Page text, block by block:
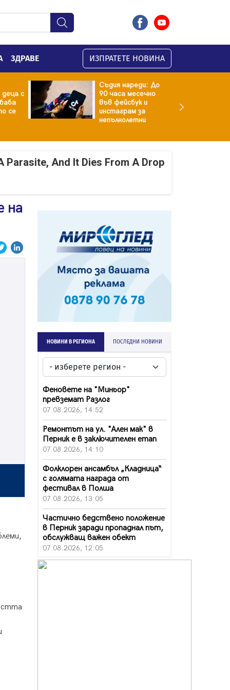
ЗДРАВЕ ИЗПРАТЕТЕ НОВИНА
с
се
Съдия нареди: До
90 часа месечно
във фейсбук и
инстаграм за
непълнолетни
Parasite, And It Dies From A Drop
на
НОВИНИ В РЕГИОНА ПОСЛЕДНИ НОВИНИ
Феновете на "Миньор"
превземат Разлог
07.08.2026, 14:52
Ремонтът на ул. "Ален мак" в
Перник е в заключителен етап
07.08.2026, 14:10
Фолклорен ансамбъл „Кладница“
с голямата награда от
фестивал в Полша
07.08.2026, 13:05
Частично бедствено положение
в Перник заради пропаднал път,
обслужващ важен обект
07.08.2026, 12:05
Да отговорим на жегите с филм